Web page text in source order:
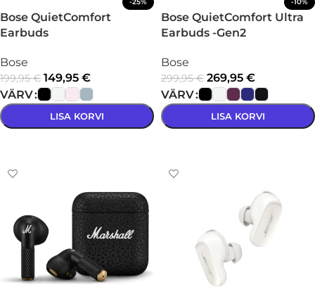
Bose QuietComfort
Earbuds
Bose
199,95€ 149,95 €
VÄRV
LISA KORVI
Bose QuietComfort Ultra
Earbuds -Gen2
Bose
299,95€ 269,95 €
VÄRV
LISA KORVI